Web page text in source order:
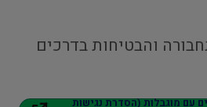
והבטיחות בדרכים
עם מוגבלות (הסדרת נגישות